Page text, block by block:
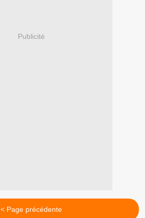
Publicité
< Page précédente